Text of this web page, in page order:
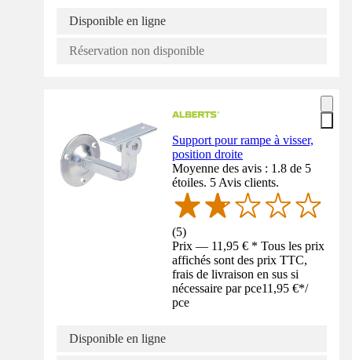
Disponible en ligne
Réservation non disponible
Support pour rampe à visser,
position droite
Moyenne des avis : 1.8 de 5
étoiles. 5 Avis clients.
(5)
Prix — 11,95 € * Tous les prix
affichés sont des prix TTC,
frais de livraison en sus si
nécessaire par pce11,95 €*/
pce
Disponible en ligne